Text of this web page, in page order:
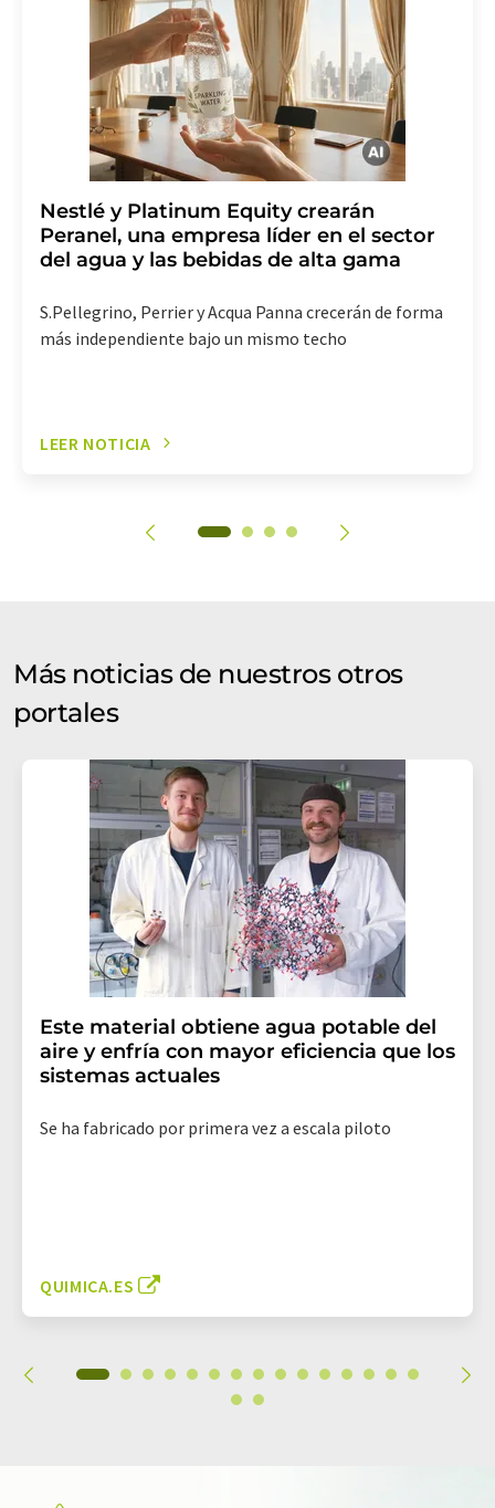
(Alemania) o por correo electrónico a
revoke@lumitos.com. Además, en cada correo
electrónico se incluye un enlace para anular la
suscripción al boletín informativo correspondiente.
Nestlé y Platinum Equity crearán
Peranel, una empresa líder en el sector
del agua y las bebidas de alta gama
S.Pellegrino, Perrier y Acqua Panna crecerán de forma
más independiente bajo un mismo techo
LEER NOTICIA
Más noticias de nuestros otros
portales
Este material obtiene agua potable del
aire y enfría con mayor eficiencia que los
sistemas actuales
Se ha fabricado por primera vez a escala piloto
QUIMICA.ES